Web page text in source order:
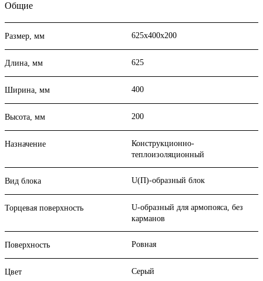
Общие
Размер, мм 625х400х200
Длина, мм 625
Ширина, мм 400
Высота, мм 200
Назначение
Конструкционно-
теплоизоляционный
Вид блока U(П)-образный блок
Торцевая поверхность
U-образный для армопояса, без
карманов
Поверхность Ровная
Цвет Серый